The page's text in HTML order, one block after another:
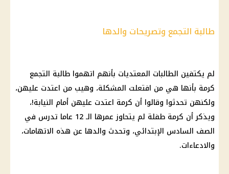
طالبة التجمع وتصريحات والدها
لم يكتفين الطالبات المعتديات بأنهم اتهموا طالبة التجمع
كرمة بأنها هي من افتعلت المشكلة، وهيب من اعتدت عليهن،
ولكنهن تحدثوا وقالوا أن كرمة اعتدت عليهن أمام النيابة!،
ويذكر أن كرمة طفلة لم يتحاوز عمرها الـ 12 عاما تدرس في
الصف السادس الإبتدائي، وتحدث والدها عن هذه الاتهامات،
والادعاءات.